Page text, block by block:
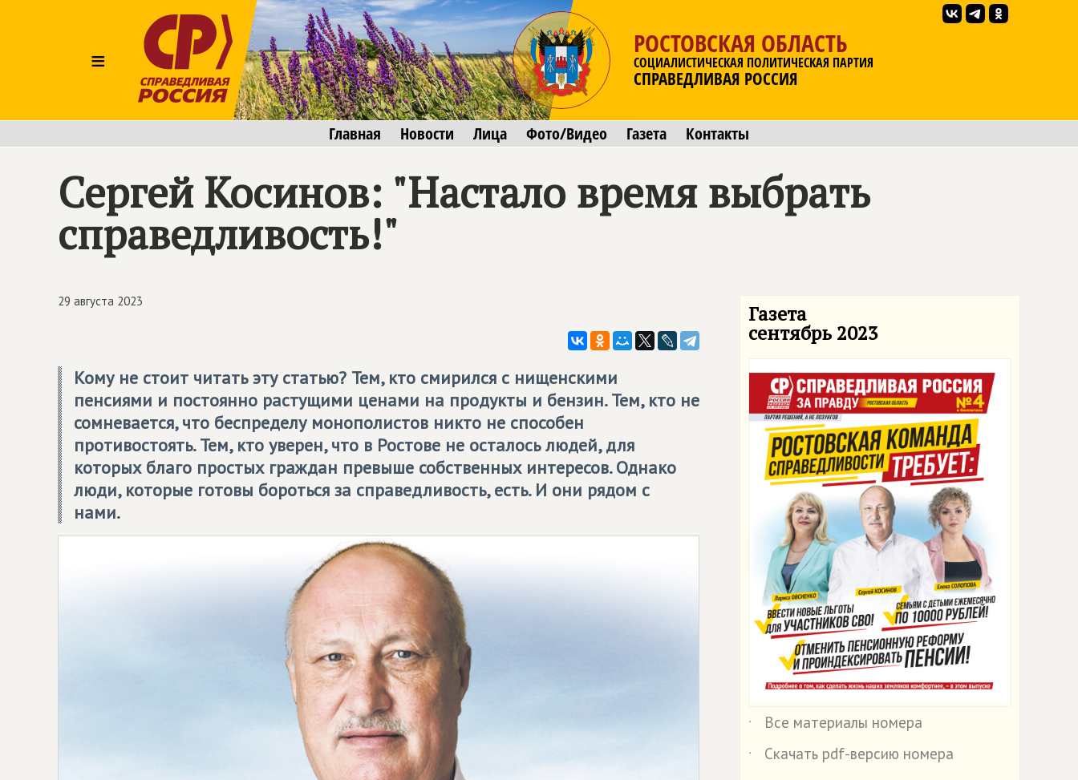
≡
РОСТОВСКАЯ ОБЛАСТЬ
СОЦИАЛИСТИЧЕСКАЯ ПОЛИТИЧЕСКАЯ ПАРТИЯ
СПРАВЕДЛИВАЯ РОССИЯ
Главная Новости Лица Фото/Видео Газета Контакты
Сергей Косинов: "Настало время выбрать
справедливость!"
29 августа 2023
Кому не стоит читать эту статью? Тем, кто смирился с нищенскими
пенсиями и постоянно растущими ценами на продукты и бензин. Тем, кто не
сомневается, что беспределу монополистов никто не способен
противостоять. Тем, кто уверен, что в Ростове не осталось людей, для
которых благо простых граждан превыше собственных интересов. Однако
люди, которые готовы бороться за справедливость, есть. И они рядом с
нами.
Газета
сентябрь 2023
˙
Все материалы номера
˙
Скачать pdf-версию номера